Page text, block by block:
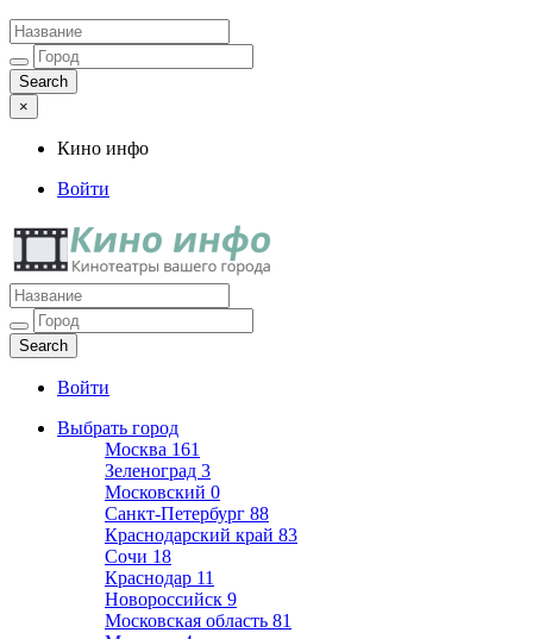
×
Кино инфо
Войти
Кино инфо
Кинотеатры вашего города
Войти
Выбрать город
Москва 161
Зеленоград 3
Московский 0
Санкт-Петербург 88
Краснодарский край 83
Сочи 18
Краснодар 11
Новороссийск 9
Московская область 81